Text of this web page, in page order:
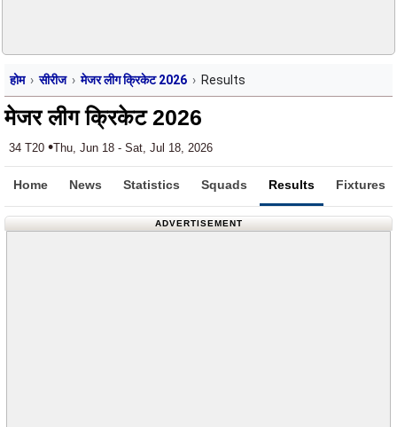
होम सीरीज मेजर लीग क्रिकेट 2026 Results
मेजर लीग क्रिकेट 2026
34 T20 •Thu, Jun 18 - Sat, Jul 18, 2026
Home News Statistics Squads Results Fixtures
ADVERTISEMENT